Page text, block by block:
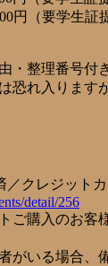
円（要学生
・整理番号付
恐れ入ります
／クレジットカ
detail/256
ご購入のお客
がいる場合、